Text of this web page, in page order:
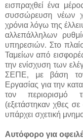
εισπραχθεί ένα
συσσώρευση νέων
χρόνια λόγω της
αλλεπάλληλων
υπηρεσιών. Στο
Ταμείων από
την ενίσχυση των
ΣΕΠΕ, με βάση
Εργασίας για την
τον περιορισμό
(εξετάστηκαν χθες
υπάρχει σχετική
Αυτόφορο για